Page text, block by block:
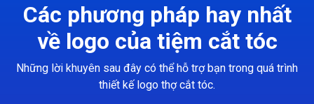
Các phương pháp hay nhất
về logo của tiệm cắt tóc
Những lời khuyên sau đây có thể hỗ trợ bạn trong quá trình
thiết kế logo thợ cắt tóc.